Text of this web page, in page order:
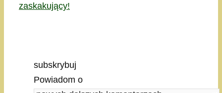
zaskakujący!
subskrybuj
Powiadom o